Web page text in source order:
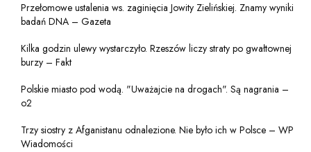
Przełomowe ustalenia ws. zaginięcia Jowity Zielińskiej. Znamy wyniki
badań DNA – Gazeta
Kilka godzin ulewy wystarczyło. Rzeszów liczy straty po gwałtownej
burzy – Fakt
Polskie miasto pod wodą. "Uważajcie na drogach". Są nagrania –
o2
Trzy siostry z Afganistanu odnalezione. Nie było ich w Polsce – WP
Wiadomości